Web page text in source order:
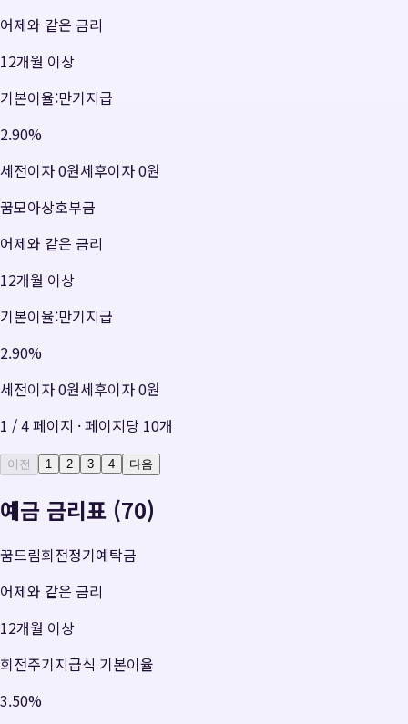
어제와 같은 금리
12개월 이상
기본이율:만기지급
2.90%
세전이자0원세후이자0원
꿈모아상호부금
어제와 같은 금리
12개월 이상
기본이율:만기지급
2.90%
세전이자0원세후이자0원
1 /4페이지 · 페이지당 10개
이전 1 2 3 4 다음
예금 금리표 (70)
꿈드림회전정기예탁금
어제와 같은 금리
12개월 이상
회전주기지급식 기본이율
3.50%